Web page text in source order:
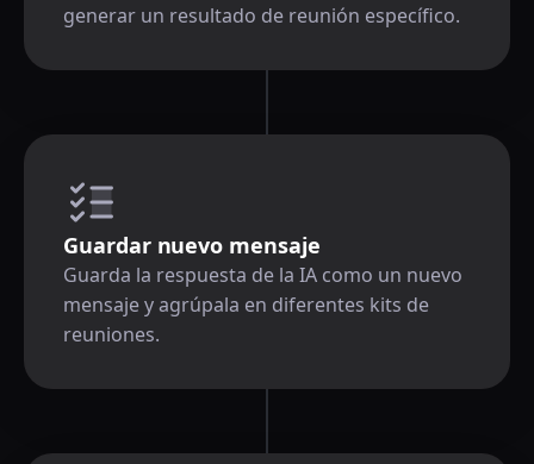
generar un resultado de reunión específico.
Guardar nuevo mensaje
Guarda la respuesta de la IA como un nuevo
mensaje y agrúpala en diferentes kits de
reuniones.